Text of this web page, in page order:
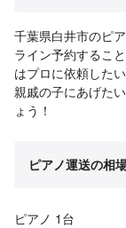
千葉県白井市のピ
ライン予約するこ
はプロに依頼した
親戚の子にあげた
ょう！
ピアノ運送の相
ピアノ 1台